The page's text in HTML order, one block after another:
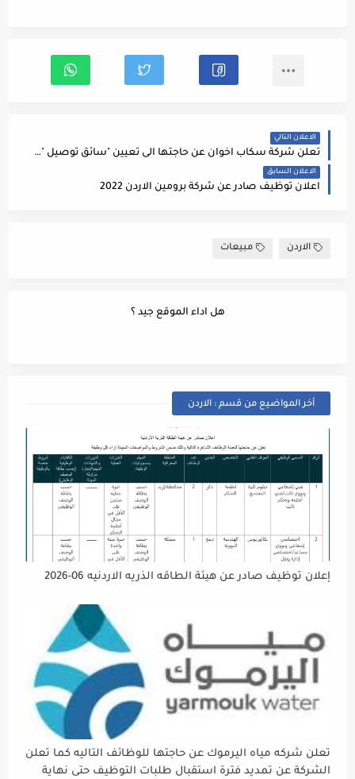
الاعلان التالي
تعلن شركة سكاب اخوان عن حاجتها الى تعيين "سائق توصيل "ضمن المؤهلات التالية:
الاعلان السابق
اعلان توظيف صادر عن شركة برومين الاردن 2022
الاردن مبيعات
هل اداء الموقع جيد ؟
أخر المواضيع من قسم : الاردن
إعلان توظيف صادر عن هيئة الطاقه الذريه الاردنيه 06-2026
تعلن شركه مياه اليرموك عن حاجتها للوظائف التاليه كما تعلن
الشركة عن تمديد فترة استقبال طلبات التوظيف حتى نهاية